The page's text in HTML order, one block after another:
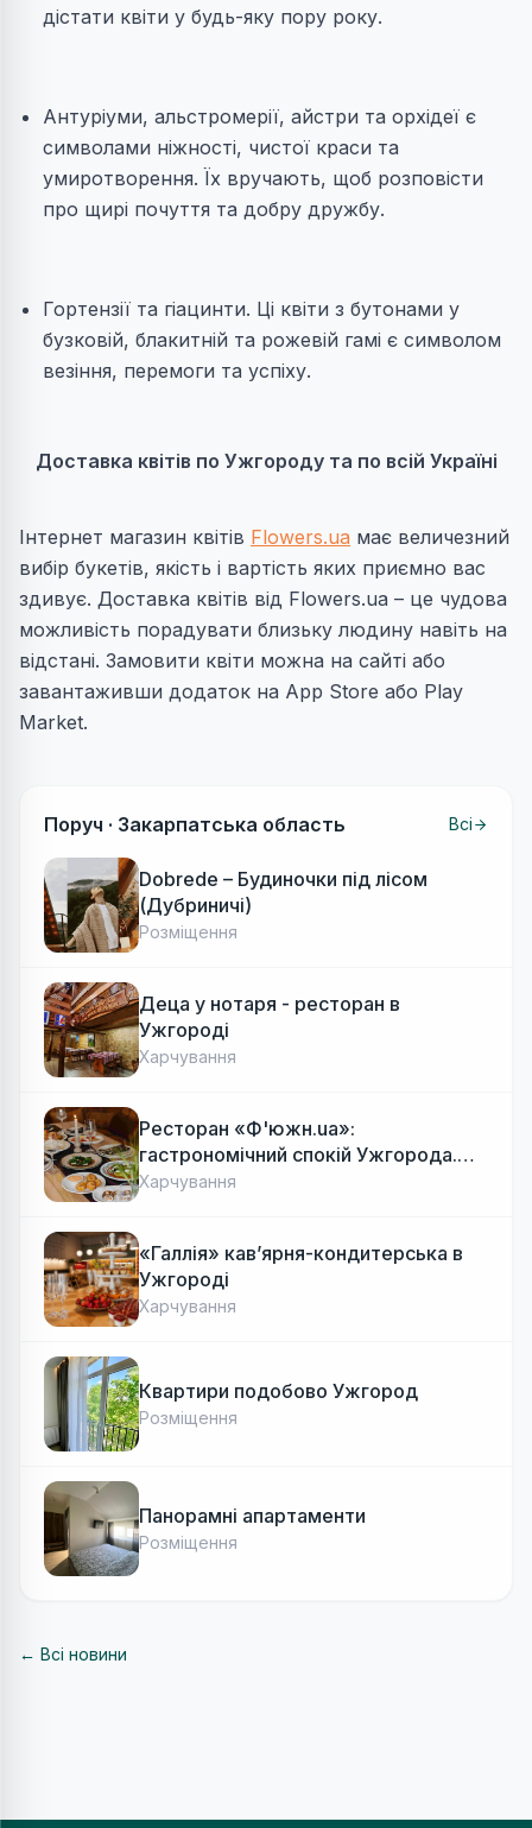
дістати квіти у будь-яку пору року.
Антуріуми, альстромерії, айстри та орхідеї є
символами ніжності, чистої краси та
умиротворення. Їх вручають, щоб розповісти
про щирі почуття та добру дружбу.
Гортензії та гіацинти. Ці квіти з бутонами у
бузковій, блакитній та рожевій гамі є символом
везіння, перемоги та успіху.
Доставка квітів по Ужгороду та по всій Україні
Інтернет магазин квітів Flowers.ua має величезний
вибір букетів, якість і вартість яких приємно вас
здивує. Доставка квітів від Flowers.ua – це чудова
можливість порадувати близьку людину навіть на
відстані. Замовити квіти можна на сайті або
завантаживши додаток на App Store або Play
Market.
Поруч · Закарпатська область Всі
Dobrede – Будиночки під лісом
(Дубриничі)
Розміщення
Деца у нотаря - ресторан в
Ужгороді
Харчування
Ресторан «Ф'южн.ua»:
гастрономічний спокій Ужгорода.
Авторська локальна кухня, затишок
Харчування
«Галлія» кав’ярня-кондитерська в
Ужгороді
Харчування
Квартири подобово Ужгород
Розміщення
Панорамні апартаменти
Розміщення
← Всі новини